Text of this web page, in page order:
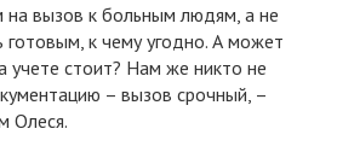
вызов к больным людям, а не
к чему угодно. А может
учете стоит? Нам же никто не
– вызов срочный, –
Олеся.